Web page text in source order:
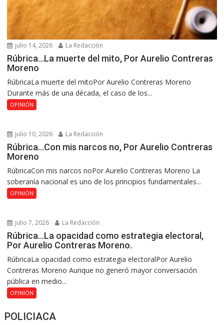
julio 14, 2026 La Redacción
Rúbrica…La muerte del mito, Por Aurelio Contreras
Moreno
RúbricaLa muerte del mitoPor Aurelio Contreras Moreno
Durante más de una década, el caso de los...
OPINIÓN
julio 10, 2026 La Redacción
Rúbrica…Con mis narcos no, Por Aurelio Contreras
Moreno
RúbricaCon mis narcos noPor Aurelio Contreras Moreno La
soberanía nacional es uno de los principios fundamentales...
OPINIÓN
julio 7, 2026 La Redacción
Rúbrica…La opacidad como estrategia electoral,
Por Aurelio Contreras Moreno.
RúbricaLa opacidad como estrategia electoralPor Aurelio
Contreras Moreno Aunque no generó mayor conversación
pública en medio...
OPINIÓN
POLICIACA